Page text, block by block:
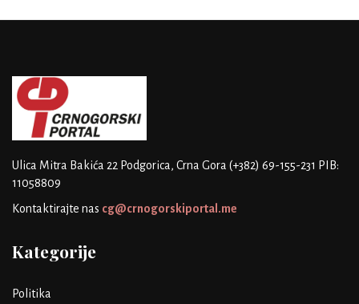
Ulica Mitra Bakića 22 Podgorica, Crna Gora (+382) 69-155-231 PIB:
11058809
Kontaktirajte nas cg@crnogorskiportal.me
Kategorije
Politika